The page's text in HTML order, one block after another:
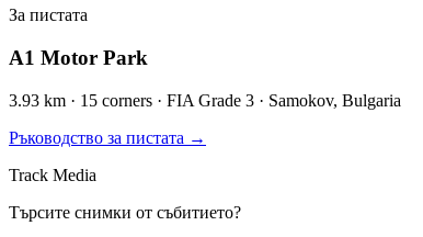
За пистата
A1 Motor Park
3.93 km · 15 corners · FIA Grade 3 · Samokov, Bulgaria
Ръководство за пистата →
Track Media
Търсите снимки от събитието?